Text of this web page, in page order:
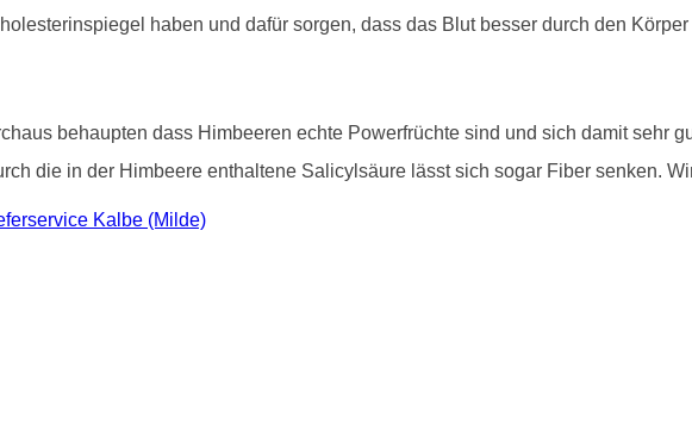
haben und dafür sorgen, dass das Blut besser durch den
behaupten dass Himbeeren echte Powerfrüchte sind und sich damit sehr
die in der Himbeere enthaltene Salicylsäure lässt sich sogar Fiber senken.
Kalbe (Milde)